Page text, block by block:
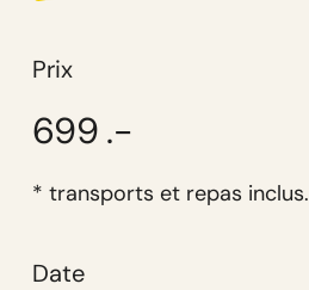
Prix
699 .-
* transports et repas inclus.
Date